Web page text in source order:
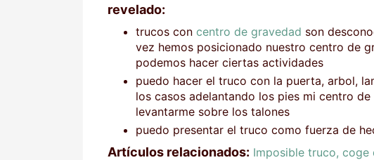
revelado:
trucos con centro de gravedad son
vez hemos posicionado nuestro centro de
podemos hacer ciertas actividades
puedo hacer el truco con la puerta, arbol,
los casos adelantando los pies mi centro
levantarme sobre los talones
puedo presentar el truco como fuerza de
Artículos relacionados: Imposible truco, coge